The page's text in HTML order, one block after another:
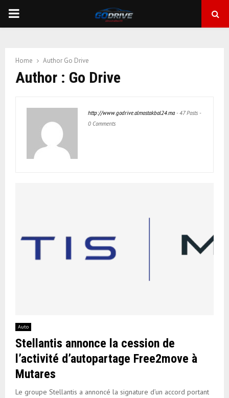
PRIMARY
Home Author Go Drive
Author : Go Drive
http://www.godrive.almostakbal24.ma-47 Posts -
0 Comments
Auto
Stellantis annonce la cession de
l’activité d’autopartage Free2move à
Mutares
Le groupe Stellantis a annoncé la signature d’un accord portant